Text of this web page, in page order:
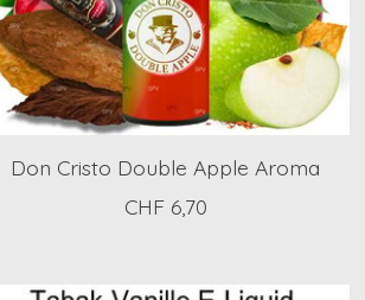
Don Cristo Double Apple Aroma
CHF 6,70